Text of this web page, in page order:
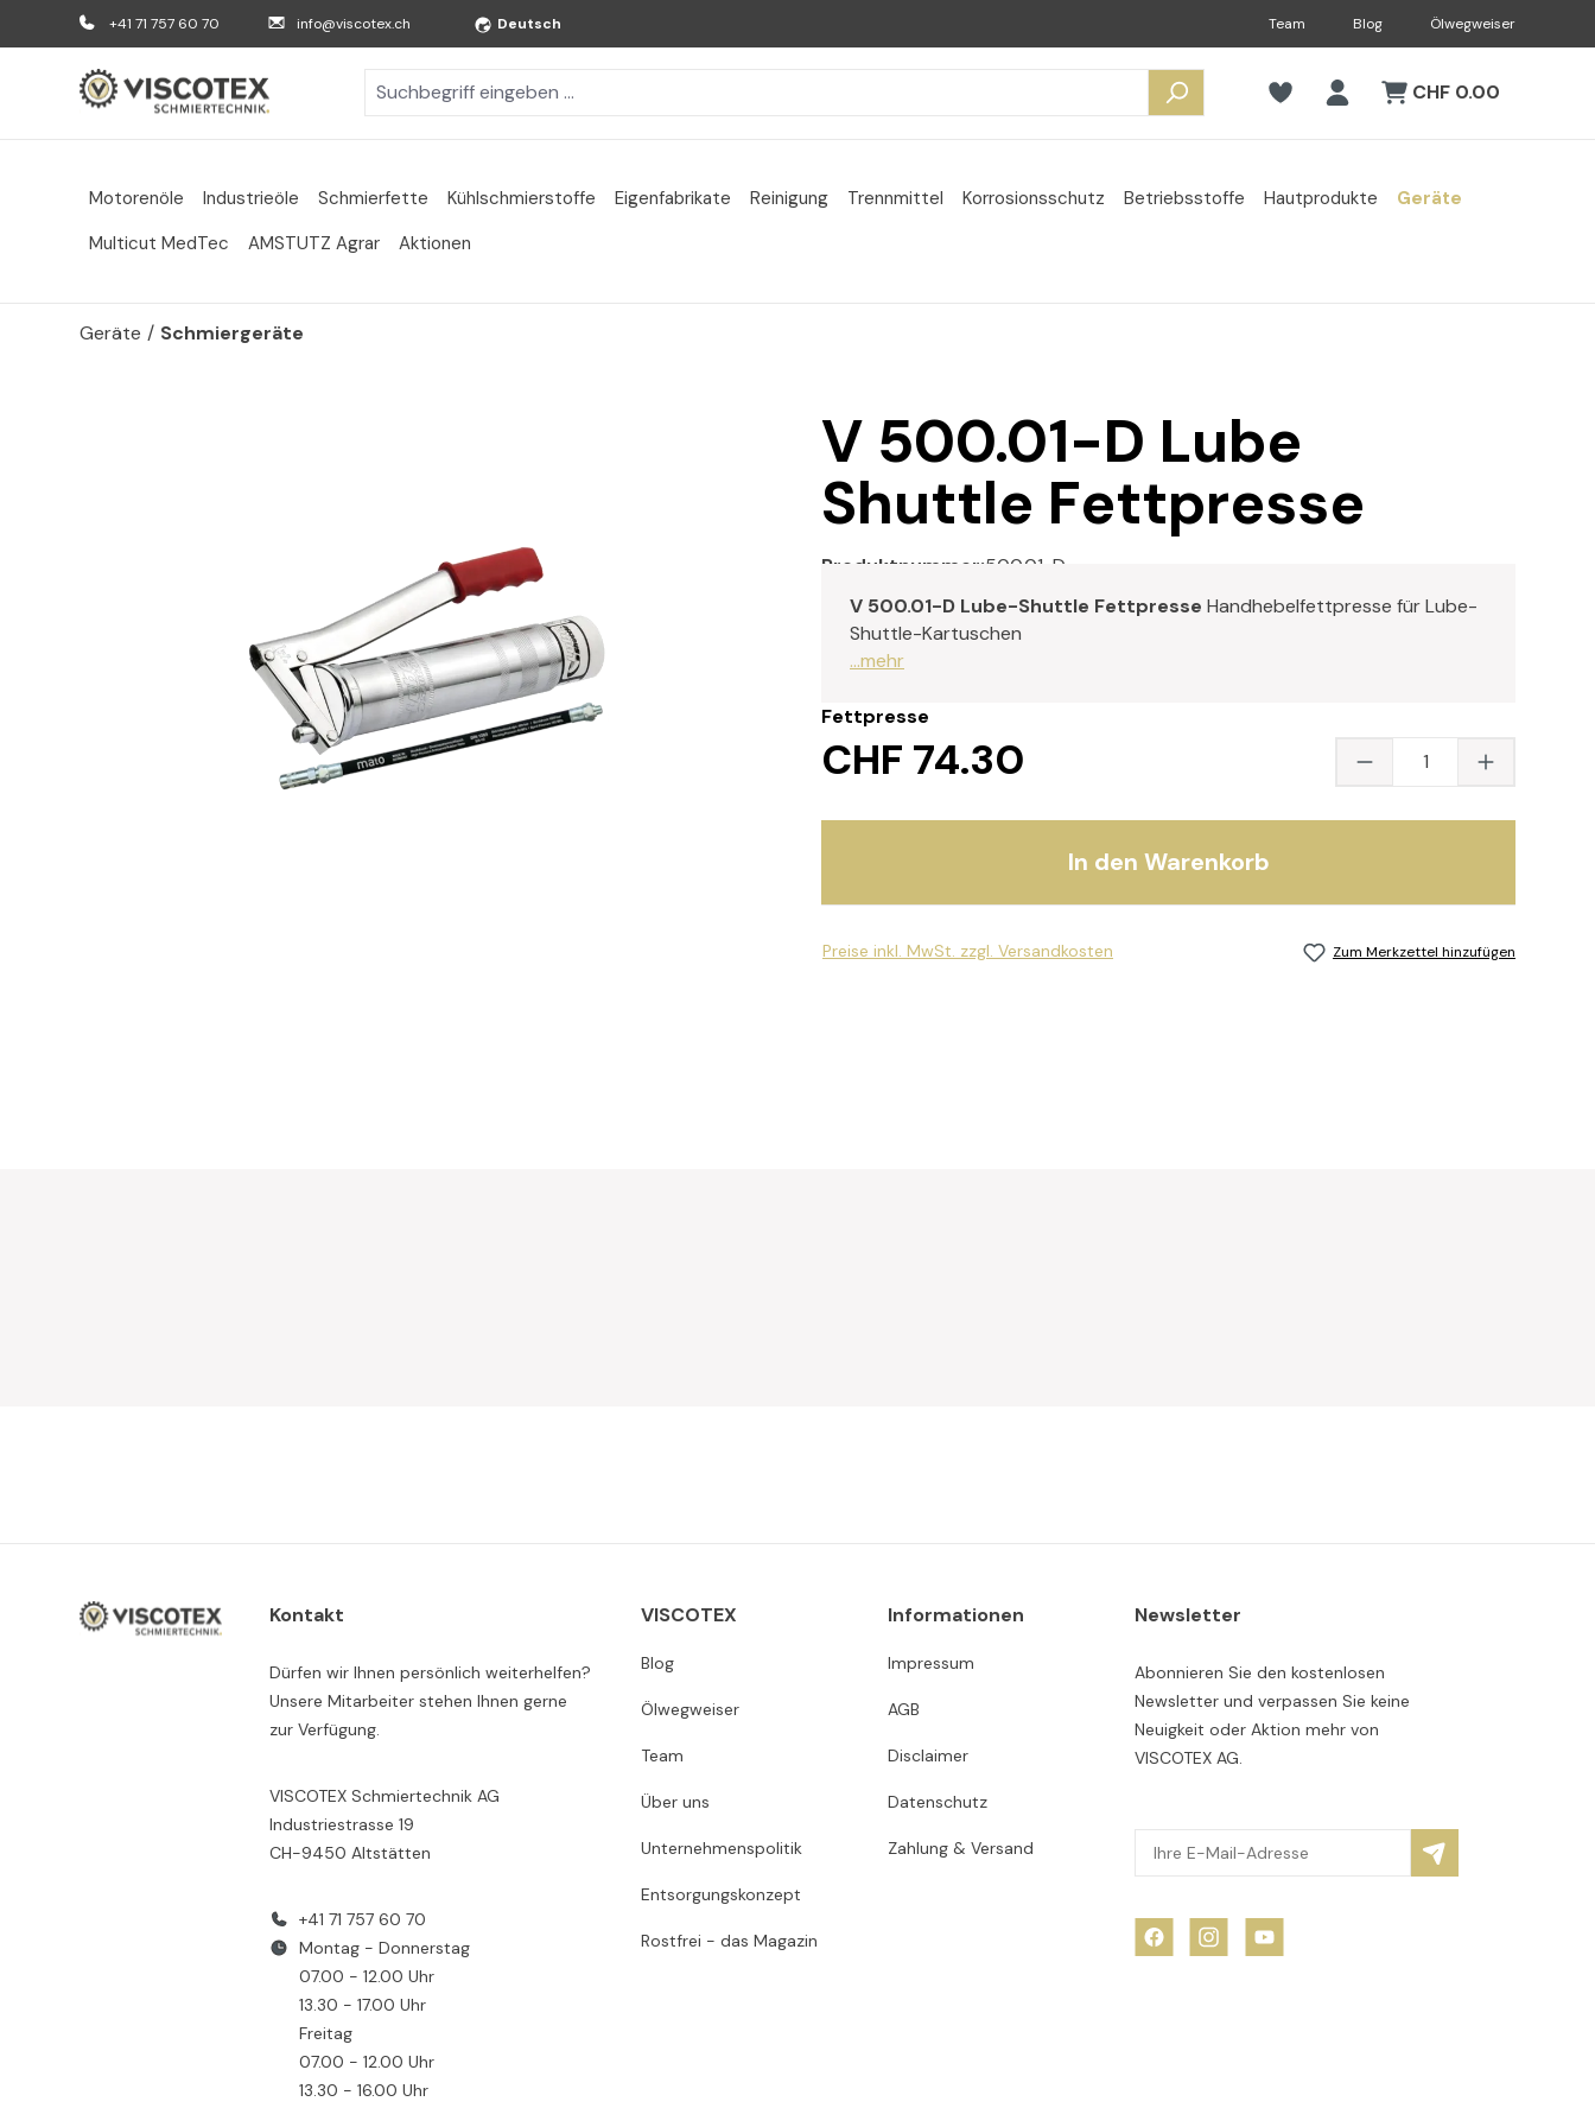
Hauptinhalt springen
Zur Suche springen
Zur Hauptnavigation springen
+41 71 757 60 70 info@viscotex.ch Deutsch Team Blog Ölwegweiser
CHF 0.00
Motorenöle Industrieöle Schmierfette Kühlschmierstoffe Eigenfabrikate Reinigung Trennmittel Korrosionsschutz Betriebsstoffe Hautprodukte
Geräte
Multicut MedTec
AMSTUTZ Agrar Aktionen
Geräte / Schmiergeräte
V 500.01-D Lube
Shuttle Fettpresse
Produktnummer:500.01-D
V 500.01-D Lube-Shuttle Fettpresse Handhebelfettpresse für Lube-
Shuttle-Kartuschen
...mehr
Fettpresse
CHF 74.30 Produkt Anzahl:
In den Warenkorb
Preise inkl. MwSt. zzgl. Versandkosten Zum Merkzettel hinzufügen
Kontakt
Dürfen wir Ihnen persönlich weiterhelfen?
Unsere Mitarbeiter stehen Ihnen gerne
zur Verfügung.
VISCOTEX Schmiertechnik AG
Industriestrasse 19
CH-9450 Altstätten
+41 71 757 60 70
Montag - Donnerstag
07.00 - 12.00 Uhr
13.30 - 17.00 Uhr
Freitag
07.00 - 12.00 Uhr
13.30 - 16.00 Uhr
VISCOTEX
Blog
Ölwegweiser
Team
Über uns
Unternehmenspolitik
Entsorgungskonzept
Rostfrei - das Magazin
Informationen
Impressum
AGB
Disclaimer
Datenschutz
Zahlung & Versand
Newsletter
Abonnieren Sie den kostenlosen
Newsletter und verpassen Sie keine
Neuigkeit oder Aktion mehr von
VISCOTEX AG.